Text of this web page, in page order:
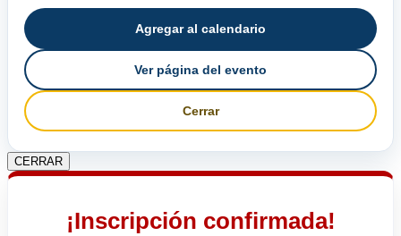
Agregar al calendario
Ver página del evento
Cerrar
CERRAR
¡Inscripción confirmada!